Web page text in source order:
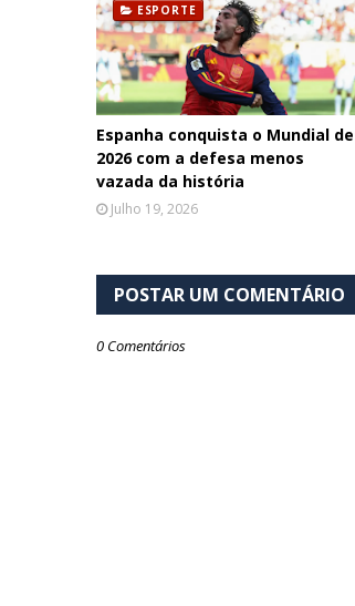
ESPORTE
Espanha conquista o Mundial de
2026 com a defesa menos
vazada da história
Julho 19, 2026
POSTAR UM COMENTÁRIO
0 Comentários